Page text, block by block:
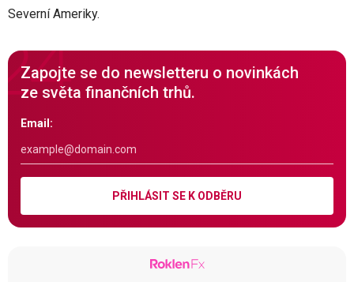
Severní Ameriky.
Zapojte se do newsletteru o novinkách
ze světa finančních trhů.
Email:
PŘIHLÁSIT SE K ODBĚRU